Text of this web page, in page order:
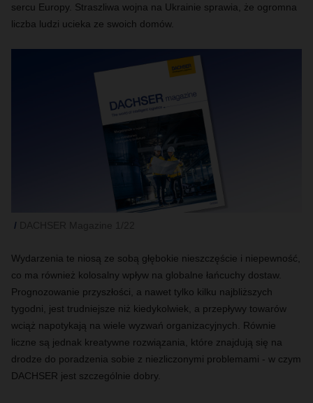
sercu Europy. Straszliwa wojna na Ukrainie sprawia, że ogromna
liczba ludzi ucieka ze swoich domów.
Wydarzenia te niosą ze sobą głębokie nieszczęście i niepewność,
co ma również kolosalny wpływ na globalne łańcuchy dostaw.
Prognozowanie przyszłości, a nawet tylko kilku najbliższych
tygodni, jest trudniejsze niż kiedykolwiek, a przepływy towarów
wciąż napotykają na wiele wyzwań organizacyjnych. Równie
liczne są jednak kreatywne rozwiązania, które znajdują się na
drodze do poradzenia sobie z niezliczonymi problemami - w czym
DACHSER jest szczególnie dobry.